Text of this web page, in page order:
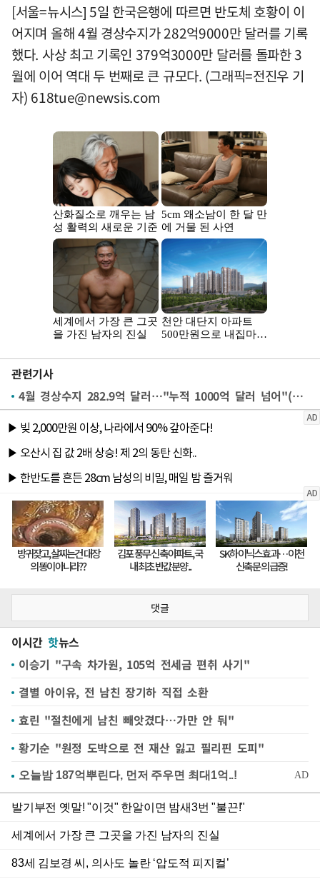
[서울=뉴시스] 5일 한국은행에 따르면 반도체 호황이 이
어지며 올해 4월 경상수지가 282억9000만 달러를 기록
했다. 사상 최고 기록인 379억3000만 달러를 돌파한 3
월에 이어 역대 두 번째로 큰 규모다. (그래픽=전진우 기
자) 618tue@newsis.com
관련기사
4월 경상수지 282.9억 달러…"누적 1000억 달러 넘어"(종합)
댓글
이시간 핫뉴스
이승기 "구속 차가원, 105억 전세금 편취 사기"
결별 아이유, 전 남친 장기하 직접 소환
효린 "절친에게 남친 빼앗겼다…가만 안 둬"
황기순 "원정 도박으로 전 재산 잃고 필리핀 도피"